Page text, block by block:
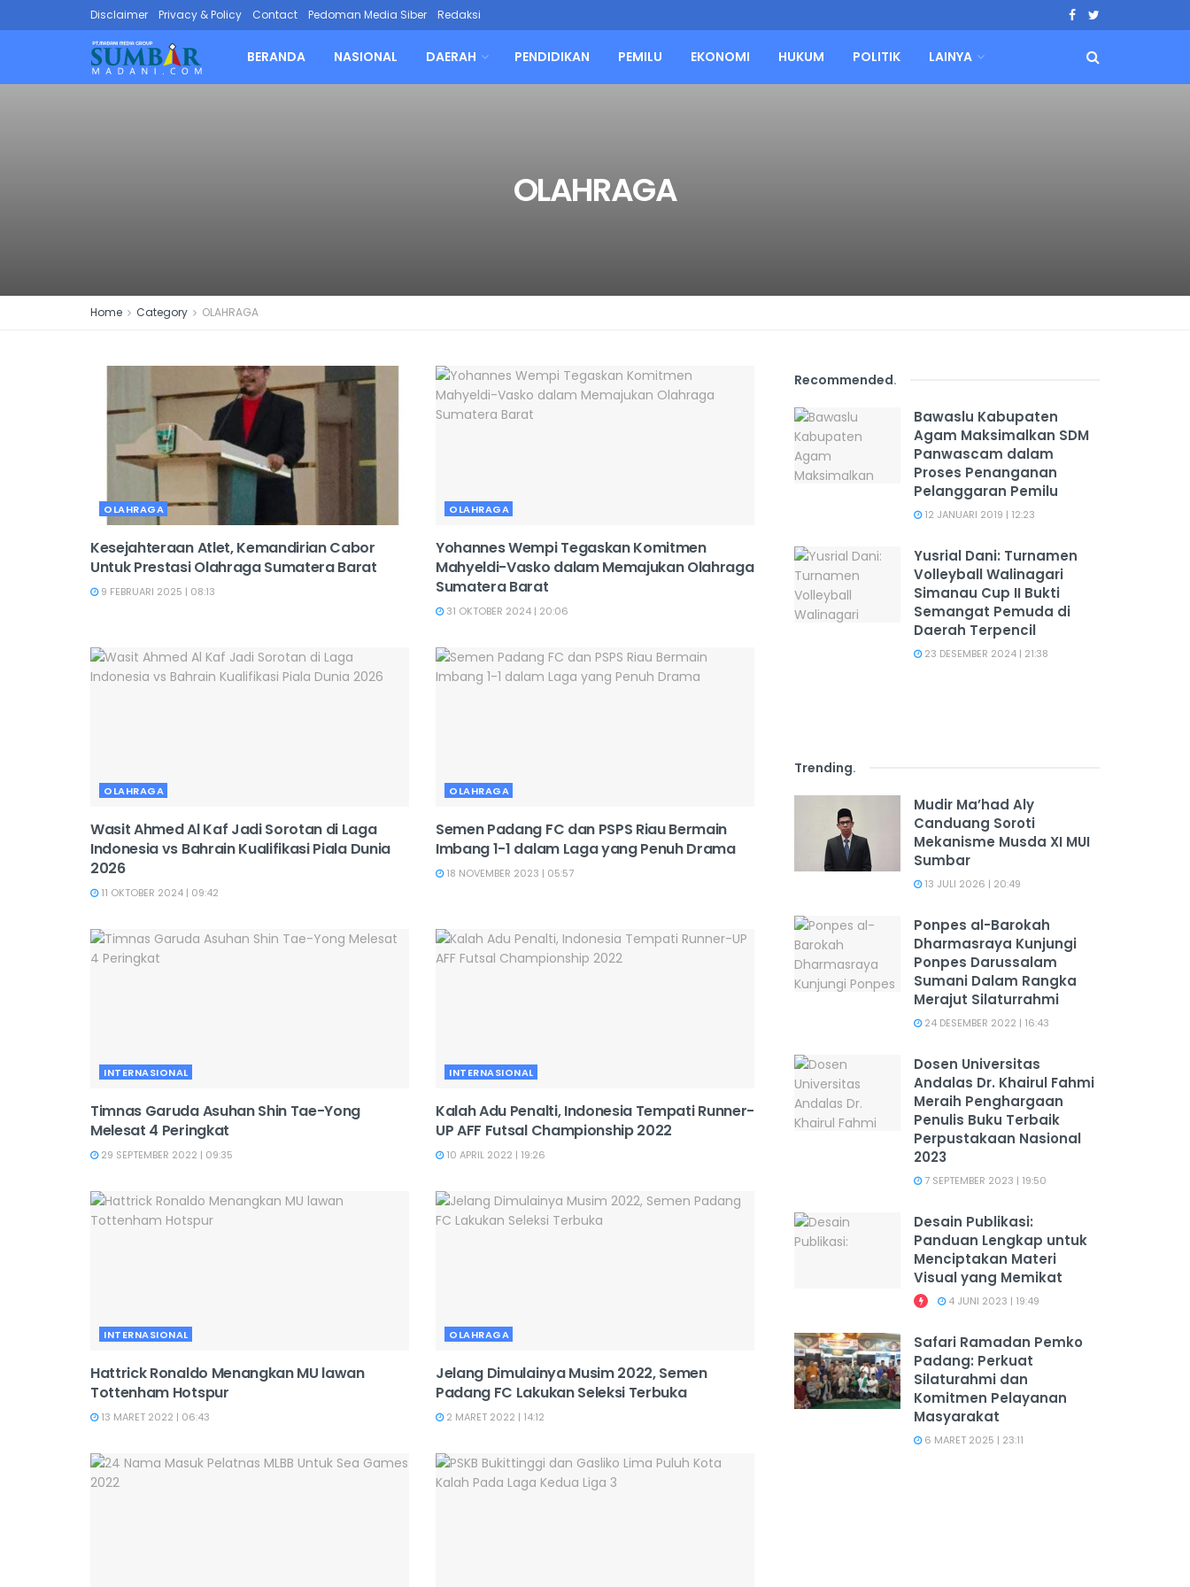
Disclaimer Privacy & Policy Contact Pedoman Media Siber Redaksi
BERANDA NASIONAL DAERAH PENDIDIKAN PEMILU EKONOMI HUKUM POLITIK LAINYA
OLAHRAGA
Home Category OLAHRAGA
OLAHRAGA
Kesejahteraan Atlet, Kemandirian Cabor
Untuk Prestasi Olahraga Sumatera Barat
9 FEBRUARI 2025 | 08:13
OLAHRAGA
Yohannes Wempi Tegaskan Komitmen
Mahyeldi-Vasko dalam Memajukan Olahraga
Sumatera Barat
31 OKTOBER 2024 | 20:06
OLAHRAGA
Wasit Ahmed Al Kaf Jadi Sorotan di Laga
Indonesia vs Bahrain Kualifikasi Piala Dunia
2026
11 OKTOBER 2024 | 09:42
OLAHRAGA
Semen Padang FC dan PSPS Riau Bermain
Imbang 1-1 dalam Laga yang Penuh Drama
18 NOVEMBER 2023 | 05:57
INTERNASIONAL
Timnas Garuda Asuhan Shin Tae-Yong
Melesat 4 Peringkat
29 SEPTEMBER 2022 | 09:35
INTERNASIONAL
Kalah Adu Penalti, Indonesia Tempati Runner-
UP AFF Futsal Championship 2022
10 APRIL 2022 | 19:26
INTERNASIONAL
Hattrick Ronaldo Menangkan MU lawan
Tottenham Hotspur
13 MARET 2022 | 06:43
OLAHRAGA
Jelang Dimulainya Musim 2022, Semen
Padang FC Lakukan Seleksi Terbuka
2 MARET 2022 | 14:12
Recommended.
Bawaslu Kabupaten
Agam Maksimalkan SDM
Panwascam dalam
Proses Penanganan
Pelanggaran Pemilu
12 JANUARI 2019 | 12:23
Yusrial Dani: Turnamen
Volleyball Walinagari
Simanau Cup II Bukti
Semangat Pemuda di
Daerah Terpencil
23 DESEMBER 2024 | 21:38
Trending.
Mudir Ma’had Aly
Canduang Soroti
Mekanisme Musda XI MUI
Sumbar
13 JULI 2026 | 20:49
Ponpes al-Barokah
Dharmasraya Kunjungi
Ponpes Darussalam
Sumani Dalam Rangka
Merajut Silaturrahmi
24 DESEMBER 2022 | 16:43
Dosen Universitas
Andalas Dr. Khairul Fahmi
Meraih Penghargaan
Penulis Buku Terbaik
Perpustakaan Nasional
2023
7 SEPTEMBER 2023 | 19:50
Desain Publikasi:
Panduan Lengkap untuk
Menciptakan Materi
Visual yang Memikat
4 JUNI 2023 | 19:49
Safari Ramadan Pemko
Padang: Perkuat
Silaturahmi dan
Komitmen Pelayanan
Masyarakat
6 MARET 2025 | 23:11